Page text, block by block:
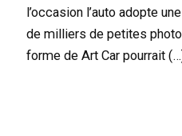
l’occasion l’auto adopte
de milliers de petites
forme de Art Car pourrait